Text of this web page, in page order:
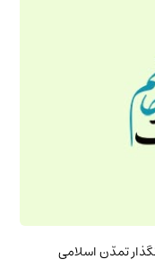
تمدّن اسلامى